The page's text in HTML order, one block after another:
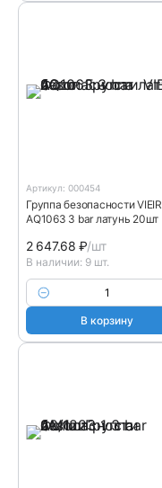
Артикул: 000454
Группа безопасности VIEIR
AQ1063 3 bar латунь 20шт
2 647.68₽/шт
В наличии: 9 шт.
В корзину